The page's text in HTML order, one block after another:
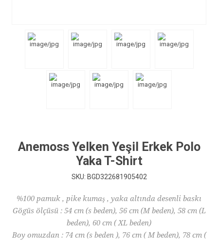
Anemoss Yelken Yeşil Erkek Polo
Yaka T-Shirt
SKU: BGD322681905402
%100 pamuk , pike kumaş , yaka altında desenli baskı
Gögüs ölçüsü : 54 cm (s beden), 56 cm (M beden), 58 cm (L
beden), 60 cm ( XL beden)
Boy omuzdan : 74 cm (s beden ), 76 cm ( M beden), 78 cm (